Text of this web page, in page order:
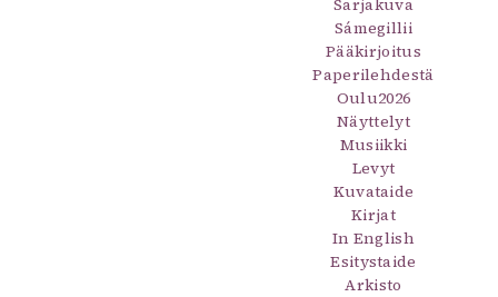
Sarjakuva
Sámegillii
Pääkirjoitus
Paperilehdestä
Oulu2026
Näyttelyt
Musiikki
Levyt
Kuvataide
Kirjat
In English
Esitystaide
Arkisto